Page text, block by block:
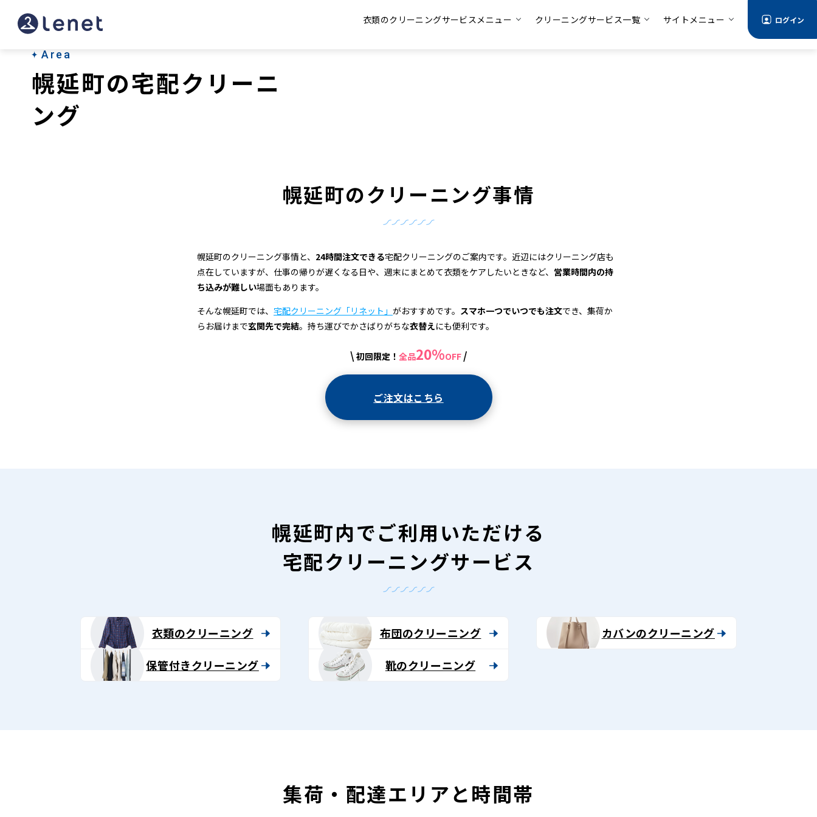
幌
延
衣類のクリーニングサービスメニュー クリーニングサービス一覧 サイトメニュー ログイン
Area
幌延町の宅配クリーニ
ング
幌延町のクリーニング事情
幌延町のクリーニング事情と、 24時間注文できる宅配クリーニングのご案内です。近辺にはクリーニング店も
点在していますが、仕事の帰りが遅くなる日や、週末にまとめて衣類をケアしたいときなど、 営業時間内の持
ち込みが難しい場面もあります。
そんな幌延町では、 宅配クリーニング「リネット」 がおすすめです。 スマホ一つでいつでも注文でき、集荷か
らお届けまで玄関先で完結。持ち運びでかさばりがちな衣替えにも便利です。
\ 初回限定！ 全品20%OFF /
ご注文はこちら
幌延町内でご利用いただける
宅配クリーニングサービス
衣類のクリーニング
保管付きクリーニング
布団のクリーニング
靴のクリーニング
カバンのクリーニング
集荷・配達エリアと時間帯